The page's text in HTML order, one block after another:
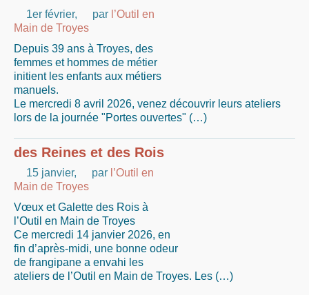
1er février, par l’Outil en
Main de Troyes
Depuis 39 ans à Troyes, des
femmes et hommes de métier
initient les enfants aux métiers
manuels.
Le mercredi 8 avril 2026, venez découvrir leurs ateliers
lors de la journée "Portes ouvertes" (…)
des Reines et des Rois
15 janvier, par l’Outil en
Main de Troyes
Vœux et Galette des Rois à
l’Outil en Main de Troyes
Ce mercredi 14 janvier 2026, en
fin d’après-midi, une bonne odeur
de frangipane a envahi les
ateliers de l’Outil en Main de Troyes. Les (…)